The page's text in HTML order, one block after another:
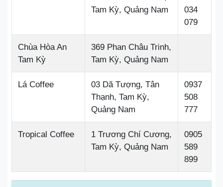
Tam Kỳ, Quảng Nam
034
079
Chùa Hòa An
Tam Kỳ
369 Phan Châu Trinh,
Tam Kỳ, Quảng Nam
Lá Coffee
03 Dã Tượng, Tân
Thạnh, Tam Kỳ,
Quảng Nam
0937
508
777
Tropical Coffee
1 Trương Chí Cương,
Tam Kỳ, Quảng Nam
0905
589
899